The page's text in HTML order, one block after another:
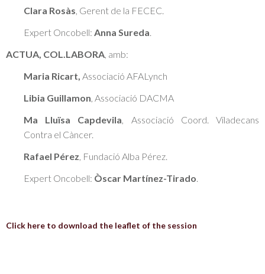
Clara Rosàs, Gerent de la FECEC.
Expert Oncobell: Anna Sureda.
ACTUA, COL.LABORA, amb:
Maria Ricart, Associació AFALynch
Libia Guillamon, Associació DACMA
Ma Lluïsa Capdevila, Associació Coord. Viladecans
Contra el Càncer.
Rafael Pérez, Fundació Alba Pérez.
Expert Oncobell: Òscar Martínez-Tirado.
Click here to download the leaflet of the session